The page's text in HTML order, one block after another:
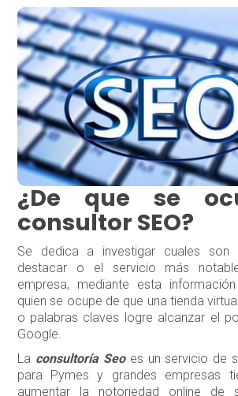
¿De que se
consultor SEO?
Se dedica a investigar cuales son
destacar o el servicio más
empresa, mediante esta
quien se ocupe de que una tienda
o palabras claves logre alcanzar el
Google.
La consultoría Seoes un servicio de
para Pymes y grandes empresas
aumentar la notoriedad online de